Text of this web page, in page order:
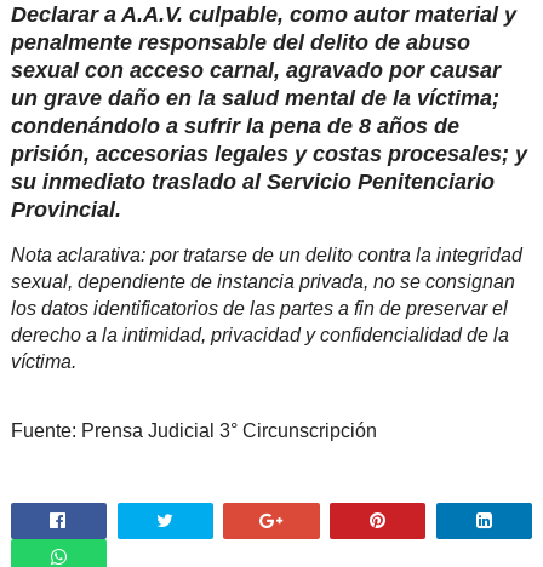
Declarar a A.A.V. culpable, como autor material y
penalmente responsable del delito de abuso
sexual con acceso carnal, agravado por causar
un grave daño en la salud mental de la víctima;
condenándolo a sufrir la pena de 8 años de
prisión, accesorias legales y costas procesales; y
su inmediato traslado al Servicio Penitenciario
Provincial.
Nota aclarativa: por tratarse de un delito contra la integridad
sexual, dependiente de instancia privada, no se consignan
los datos identificatorios de las partes a fin de preservar el
derecho a la intimidad, privacidad y confidencialidad de la
víctima.
Fuente: Prensa Judicial 3° Circunscripción